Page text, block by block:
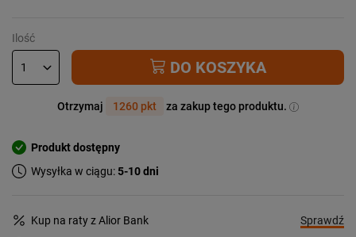
Ilość
DO KOSZYKA
Otrzymaj 1260 pkt za zakup tego produktu.
Produkt dostępny
Wysyłka w ciągu:5-10 dni
Kup na raty z Alior Bank
Sprawdź